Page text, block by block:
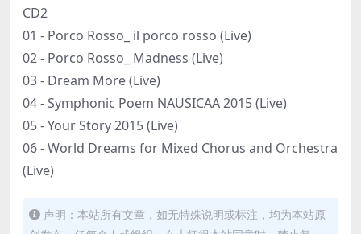
CD2
01 - Porco Rosso_ il porco rosso (Live)
02 - Porco Rosso_ Madness (Live)
03 - Dream More (Live)
04 - Symphonic Poem NAUSICAÄ 2015 (Live)
05 - Your Story 2015 (Live)
06 - World Dreams for Mixed Chorus and Orchestra
(Live)
声明：本站所有文章，如无特殊说明或标注，均为本站原